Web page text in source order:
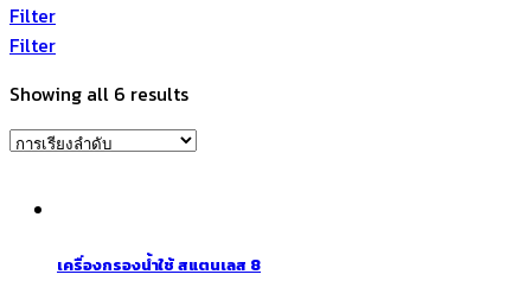
Filter
Filter
Showing all 6 results
เครื่องกรองน้ำใช้ สแตนเลส 8